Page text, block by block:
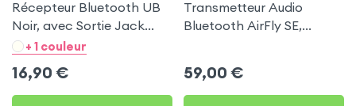
Récepteur Bluetooth UB
Noir, avec Sortie Jack
LinQ pour Blackview A55
+ 1 couleur
16,90 €
Transmetteur Audio
Bluetooth AirFly SE,
South - Blanc
59,00 €